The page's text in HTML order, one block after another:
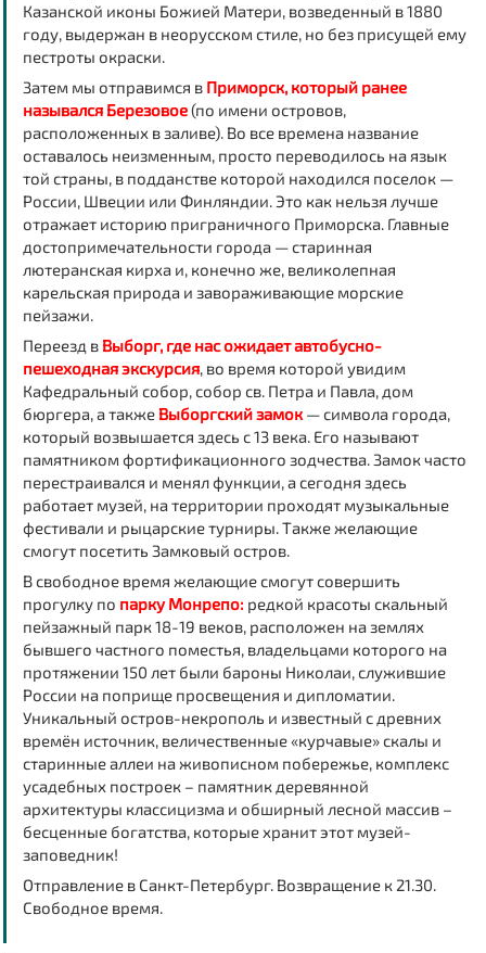
Казанской иконы Божией Матери, возведенный в 1880
году, выдержан в неорусском стиле, но без присущей ему
пестроты окраски.
Затем мы отправимся в Приморск, который ранее
назывался Березовое(по имени островов,
расположенных в заливе). Во все времена название
оставалось неизменным, просто переводилось на язык
той страны, в подданстве которой находился поселок —
России, Швеции или Финляндии. Это как нельзя лучше
отражает историю приграничного Приморска. Главные
достопримечательности города — старинная
лютеранская кирха и, конечно же, великолепная
карельская природа и завораживающие морские
пейзажи.
Переезд в Выборг, где нас ожидает автобусно-
пешеходная экскурсия, во время которой увидим
Кафедральный собор, собор св. Петра и Павла, дом
бюргера, а также Выборгский замок— символа города,
который возвышается здесь с 13 века. Его называют
памятником фортификационного зодчества. Замок часто
перестраивался и менял функции, а сегодня здесь
работает музей, на территории проходят музыкальные
фестивали и рыцарские турниры. Также желающие
смогут посетить Замковый остров.
В свободное время желающие смогут совершить
прогулку по парку Монрепо: редкой красоты скальный
пейзажный парк 18-19 веков, расположен на землях
бывшего частного поместья, владельцами которого на
протяжении 150 лет были бароны Николаи, служившие
России на поприще просвещения и дипломатии.
Уникальный остров-некрополь и известный с древних
времён источник, величественные «курчавые» скалы и
старинные аллеи на живописном побережье, комплекс
усадебных построек – памятник деревянной
архитектуры классицизма и обширный лесной массив –
бесценные богатства, которые хранит этот музей-
заповедник!
Отправление в Санкт-Петербург. Возвращение к 21.30.
Свободное время.